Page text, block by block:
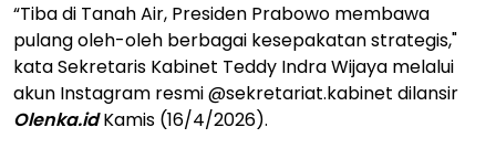
“Tiba di Tanah Air, Presiden Prabowo membawa
pulang oleh-oleh berbagai kesepakatan strategis,"
kata Sekretaris Kabinet Teddy Indra Wijaya melalui
akun Instagram resmi @sekretariat.kabinet dilansir
Olenka.idKamis (16/4/2026).